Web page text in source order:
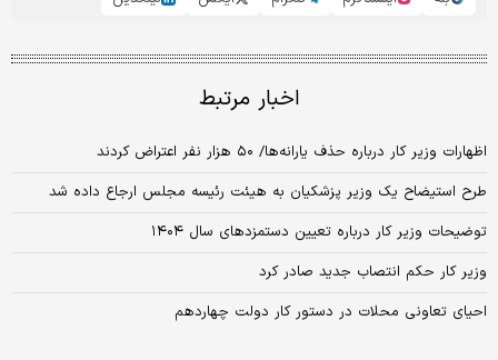
اخبار مرتبط
اظهارات وزیر کار درباره حذف یارانه‌ها/ ۵۰ هزار نفر اعتراض کردند
طرح استیضاح یک وزیر پزشکیان به هیئت رئیسه مجلس ارجاع داده شد
توضیحات وزیر کار درباره تعیین دستمزدهای سال ۱۴۰۴
وزیر کار حکم انتصاب جدید صادر کرد
احیای تعاونی محلات در دستور کار دولت چهاردهم